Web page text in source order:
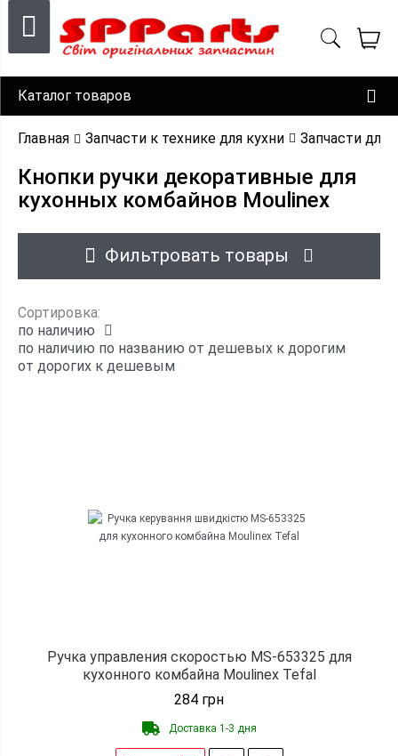
Каталог товаров
Главная Запчасти к технике для кухни Запчасти для
Кнопки ручки декоративные для
кухонных комбайнов Moulinex
Фильтровать товары
Сортировка:
по наличию
по наличию по названию от дешевых к дорогим
от дорогих к дешевым
Ручка управления скоростью MS-653325 для
кухонного комбайна Moulinex Tefal
284 грн
Доставка 1-3 дня